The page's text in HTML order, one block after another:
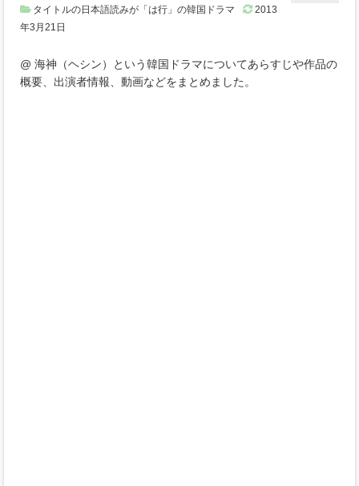
タイトルの日本語読みが「は行」の韓国ドラマ
2013
年3月21日
@ 海神（ヘシン）という韓国ドラマについてあらすじや作品の
概要、出演者情報、動画などをまとめました。